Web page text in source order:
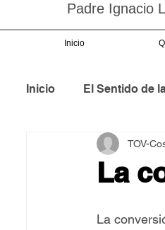
Padre Ignacio
Inicio
Inicio El Sentido de
Asamblea
La
TOV-
La